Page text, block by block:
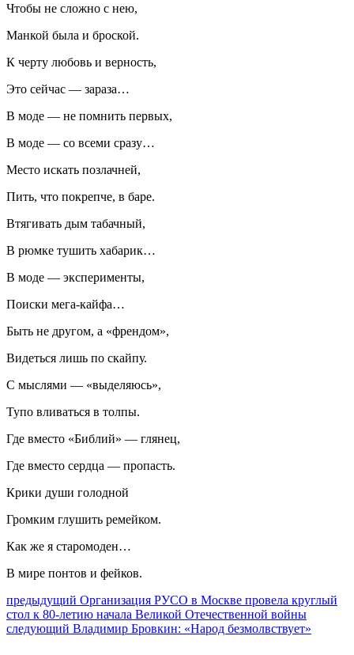
Чтобы не сложно с нею,
Манкой была и броской.
К черту любовь и верность,
Это сейчас — зараза…
В моде — не помнить первых,
В моде — со всеми сразу…
Место искать позлачней,
Пить, что покрепче, в баре.
Втягивать дым табачный,
В рюмке тушить хабарик…
В моде — эксперименты,
Поиски мега-кайфа…
Быть не другом, а «френдом»,
Видеться лишь по скайпу.
С мыслями — «выделяюсь»,
Тупо вливаться в толпы.
Где вместо «Библий» — глянец,
Где вместо сердца — пропасть.
Крики души голодной
Громким глушить ремейком.
Как же я старомоден…
В мире понтов и фейков.
Навигация
по
предыдущий Предыдущий
пост:
Организация РУСО в Москве провела круглый
стол к 80-летию начала Великой Отечественной войны
следующий Следующее
Владимир Бровкин: «Народ безмолвствует»